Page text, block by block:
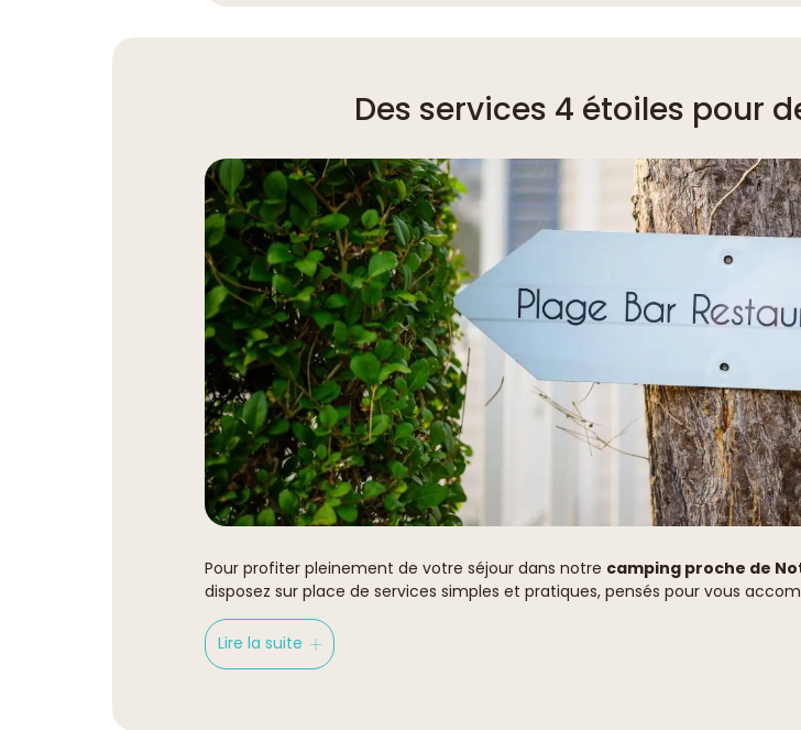
Des services 4 étoiles pour
Pour profiter pleinement de votre séjour dans notre camping proche de
disposez sur place de services simples et pratiques, pensés pour vous
Lire la suite